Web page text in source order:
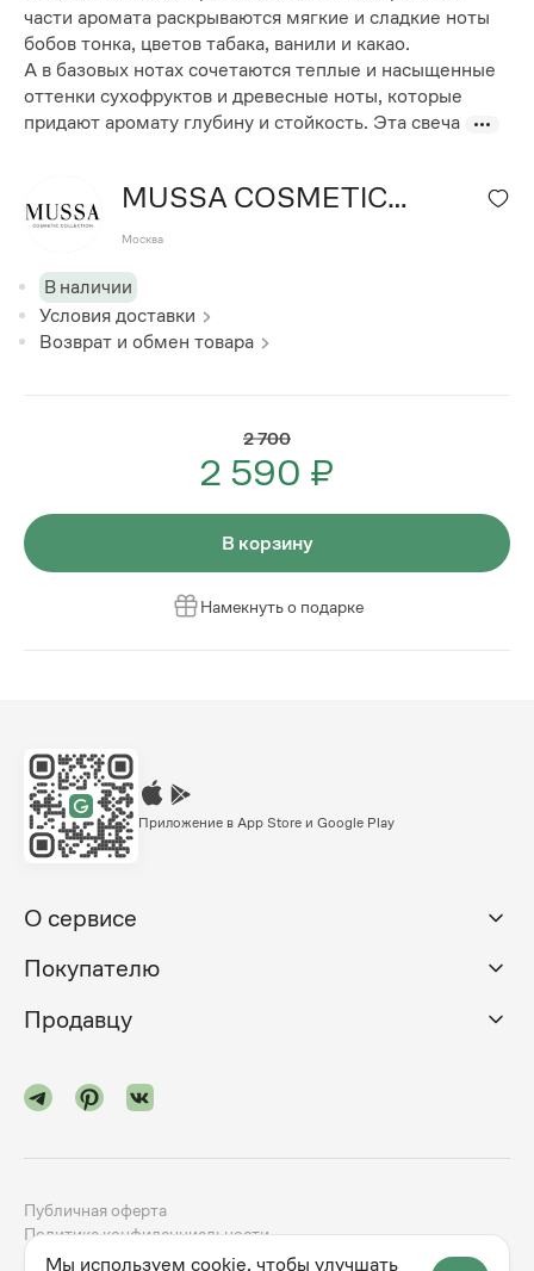
части аромата раскрываются мягкие и сладкие ноты
бобов тонка, цветов табака, ванили и какао.
А в базовых нотах сочетаются теплые и насыщенные
оттенки сухофруктов и древесные ноты, которые
придают аромату глубину и стойкость. Эта свеча
MUSSA COSMETIC
COLLECTION
Москва
В наличии
Условия доставки
Возврат и обмен товара
2 700
2 590 ₽
В корзину
Намекнуть о подарке
Приложение в App Store и Google Play
О сервисе
Покупателю
Продавцу
Публичная оферта
Политика конфиденциальности
Мы используем cookie, чтобы улучшать